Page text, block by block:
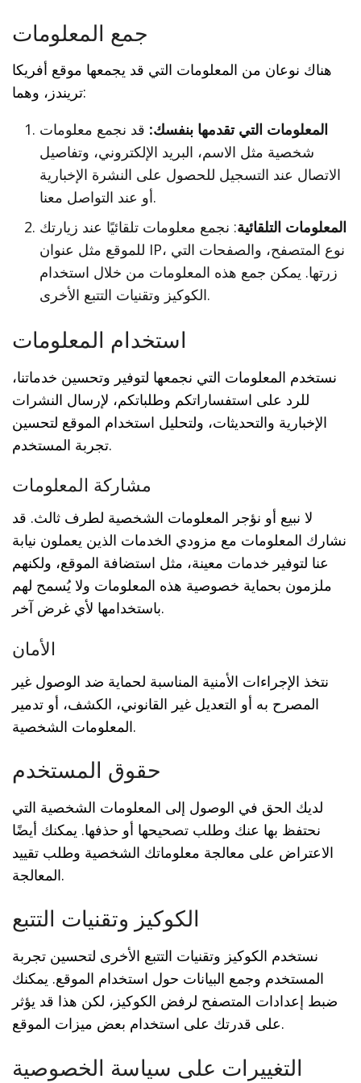
جمع المعلومات
هناك نوعان من المعلومات التي قد يجمعها موقع أفريكا
تريندز، وهما:
المعلومات التي تقدمها بنفسك: قد نجمع معلومات
شخصية مثل الاسم، البريد الإلكتروني، وتفاصيل
الاتصال عند التسجيل للحصول على النشرة الإخبارية
أو عند التواصل معنا.
المعلومات التلقائية: نجمع معلومات تلقائيًا عند زيارتك
للموقع مثل عنوان IP، نوع المتصفح، والصفحات التي
زرتها. يمكن جمع هذه المعلومات من خلال استخدام
الكوكيز وتقنيات التتبع الأخرى.
استخدام المعلومات
نستخدم المعلومات التي نجمعها لتوفير وتحسين خدماتنا،
للرد على استفساراتكم وطلباتكم، لإرسال النشرات
الإخبارية والتحديثات، ولتحليل استخدام الموقع لتحسين
تجربة المستخدم.
مشاركة المعلومات
لا نبيع أو نؤجر المعلومات الشخصية لطرف ثالث. قد
نشارك المعلومات مع مزودي الخدمات الذين يعملون نيابة
عنا لتوفير خدمات معينة، مثل استضافة الموقع، ولكنهم
ملزمون بحماية خصوصية هذه المعلومات ولا يُسمح لهم
باستخدامها لأي غرض آخر.
الأمان
نتخذ الإجراءات الأمنية المناسبة لحماية ضد الوصول غير
المصرح به أو التعديل غير القانوني، الكشف، أو تدمير
المعلومات الشخصية.
حقوق المستخدم
لديك الحق في الوصول إلى المعلومات الشخصية التي
نحتفظ بها عنك وطلب تصحيحها أو حذفها. يمكنك أيضًا
الاعتراض على معالجة معلوماتك الشخصية وطلب تقييد
المعالجة.
الكوكيز وتقنيات التتبع
نستخدم الكوكيز وتقنيات التتبع الأخرى لتحسين تجربة
المستخدم وجمع البيانات حول استخدام الموقع. يمكنك
ضبط إعدادات المتصفح لرفض الكوكيز، لكن هذا قد يؤثر
على قدرتك على استخدام بعض ميزات الموقع.
التغييرات على سياسة الخصوصية